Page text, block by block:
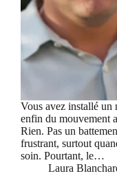
Vous avez installé un
enfin du mouvement
Rien. Pas un
frustrant, surtout
soin. Pourtant, le…
Laura